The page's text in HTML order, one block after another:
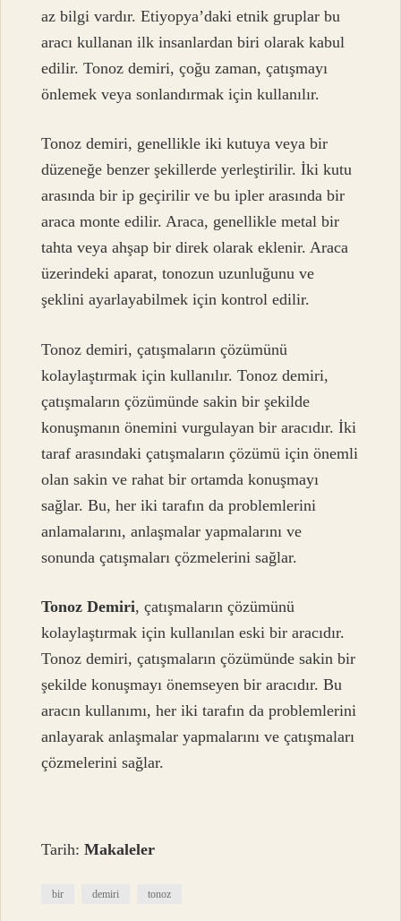
az bilgi vardır. Etiyopya’daki etnik gruplar bu
aracı kullanan ilk insanlardan biri olarak kabul
edilir. Tonoz demiri, çoğu zaman, çatışmayı
önlemek veya sonlandırmak için kullanılır.
Tonoz demiri, genellikle iki kutuya veya bir
düzeneğe benzer şekillerde yerleştirilir. İki kutu
arasında bir ip geçirilir ve bu ipler arasında bir
araca monte edilir. Araca, genellikle metal bir
tahta veya ahşap bir direk olarak eklenir. Araca
üzerindeki aparat, tonozun uzunluğunu ve
şeklini ayarlayabilmek için kontrol edilir.
Tonoz demiri, çatışmaların çözümünü
kolaylaştırmak için kullanılır. Tonoz demiri,
çatışmaların çözümünde sakin bir şekilde
konuşmanın önemini vurgulayan bir aracıdır. İki
taraf arasındaki çatışmaların çözümü için önemli
olan sakin ve rahat bir ortamda konuşmayı
sağlar. Bu, her iki tarafın da problemlerini
anlamalarını, anlaşmalar yapmalarını ve
sonunda çatışmaları çözmelerini sağlar.
Tonoz Demiri, çatışmaların çözümünü
kolaylaştırmak için kullanılan eski bir aracıdır.
Tonoz demiri, çatışmaların çözümünde sakin bir
şekilde konuşmayı önemseyen bir aracıdır. Bu
aracın kullanımı, her iki tarafın da problemlerini
anlayarak anlaşmalar yapmalarını ve çatışmaları
çözmelerini sağlar.
Tarih:Makaleler
bir demiri tonoz